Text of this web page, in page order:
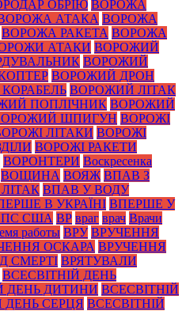
ОБРІЮ ВОРОЖА
АТАКА ВОРОЖА
ВОРОЖА РАКЕТА ВОРОЖА
АТАКИ ВОРОЖИЙ
ВОРОЖИЙ
ВОРОЖИЙ ДРОН
ВОРОЖИЙ ЛІТАК
ПОПЛІЧНИК ВОРОЖИЙ
ШПИГУН ВОРОЖІ
ЛІТАКИ ВОРОЖІ
ВОРОЖІ РАКЕТИ
ВОРОНТЕРИ Воскресенка
ВОЩИНА ВОЯЖ ВПАВ З
ВПАВ У ВОДУ
В УКРАЇНІ ВПЕРШЕ У
США ВР враг врач Врачи
работы ВРУ ВРУЧЕННЯ
ОСКАРА ВРУЧЕННЯ
СМЕРТІ ВРЯТУВАЛИ
ВСЕСВІТНІЙ ДЕНЬ
ДЕНЬ ДИТИНИ ВСЕСВІТНІЙ
ДЕНЬ СЕРЦЯ ВСЕСВІТНІЙ